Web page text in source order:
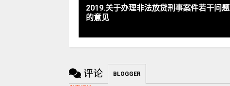
2019.关于办理非法放贷刑事案件若干问题
的意见
评论 BLOGGER